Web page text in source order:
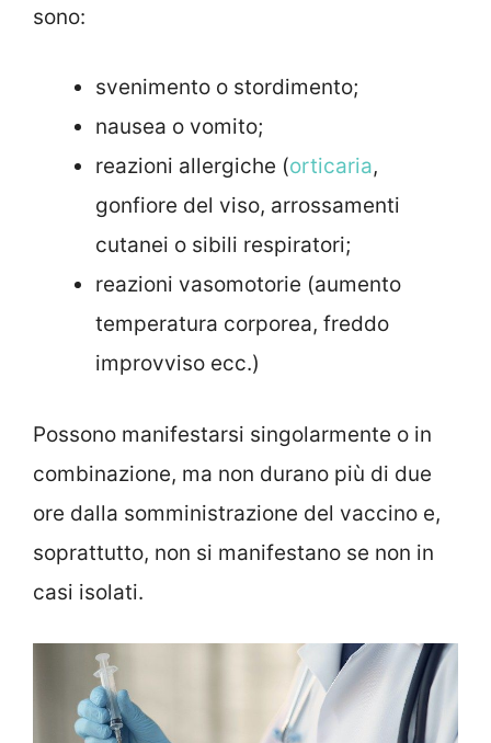
sono:
svenimento o stordimento;
nausea o vomito;
reazioni allergiche (orticaria,
gonfiore del viso, arrossamenti
cutanei o sibili respiratori;
reazioni vasomotorie (aumento
temperatura corporea, freddo
improvviso ecc.)
Possono manifestarsi singolarmente o in
combinazione, ma non durano più di due
ore dalla somministrazione del vaccino e,
soprattutto, non si manifestano se non in
casi isolati.